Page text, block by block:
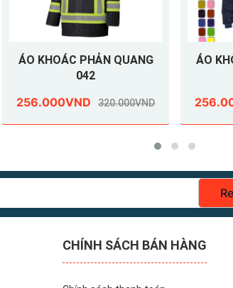
ÁO KHOÁC PHẢN QUANG
042
256.000VND 320.000VND
ÁO
CHÍNH SÁCH BÁN HÀNG